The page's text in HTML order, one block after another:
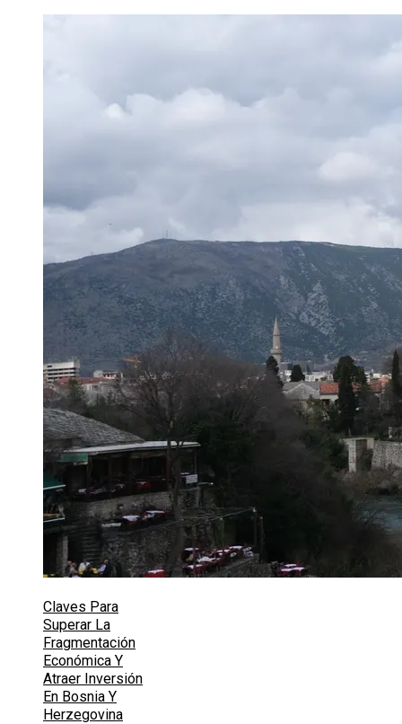
Claves Para
Superar La
Fragmentación
Económica Y
Atraer Inversión
En Bosnia Y
Herzegovina